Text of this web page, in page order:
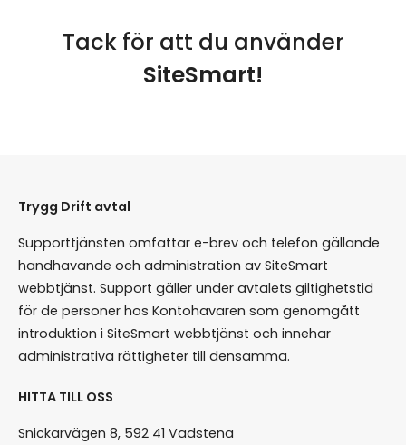
Tack för att du använder
SiteSmart!
Trygg Drift avtal
Supporttjänsten omfattar e-brev och telefon gällande
handhavande och administration av SiteSmart
webbtjänst. Support gäller under avtalets giltighetstid
för de personer hos Kontohavaren som genomgått
introduktion i SiteSmart webbtjänst och innehar
administrativa rättigheter till densamma.
HITTA TILL OSS
Snickarvägen 8, 592 41 Vadstena